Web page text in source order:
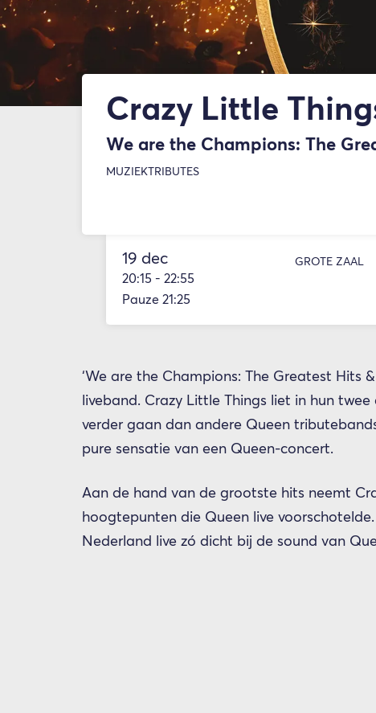
Crazy Little
We are the Champions: The
MUZIEK TRIBUTES
19 dec
20:15 - 22:55
Pauze 21:25
GROTE ZAAL
‘We are the Champions: The Greatest Hits
liveband. Crazy Little Things liet in hun
verder gaan dan andere Queen
pure sensatie van een Queen-concert.
Aan de hand van de grootste hits neemt
hoogtepunten die Queen live
Nederland live zó dicht bij de sound van